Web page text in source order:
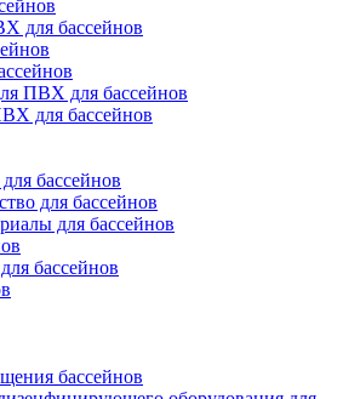
для бассейнов
ПВХ для бассейнов
для бассейнов
бассейнов
для бассейнов
для бассейнов
бассейнов
бассейнов